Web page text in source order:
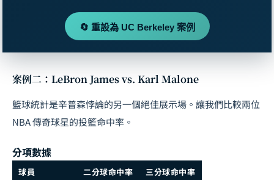
🔄 重設為 UC Berkeley 案例
案例二：LeBron James vs. Karl Malone
籃球統計是辛普森悖論的另一個絕佳展示場。讓我們比較兩位
NBA 傳奇球星的投籃命中率。
分項數據
球員 二分球命中率
三分球命中率